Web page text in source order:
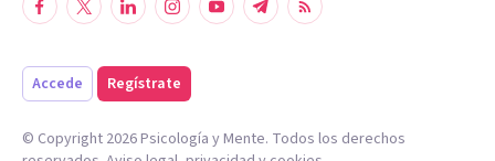
Accede Regístrate
© Copyright 2026Psicología y Mente. Todos los derechos